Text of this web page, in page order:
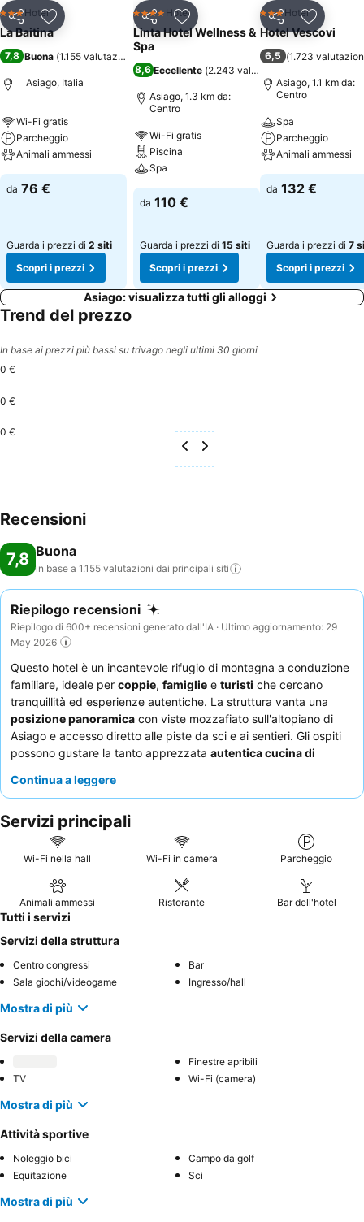
una terrazza solarium con sdraio, nella quale potrai tranquillamente
prendere il sole.
CondividiAggiungi ai preferiti
3 StelleHotel
La Baitina
7,8 Buona (1.155 valutazioni
Asiago, Italia
Wi-Fi gratis
Parcheggio
Animali ammessi
da 76 €
Guarda i prezzi di 2 siti
Scopri i prezzi
CondividiAggiungi ai preferiti
4 StelleHotel
Linta Hotel Wellness &
Spa
8,6 Eccellente (2.243 valutazioni
Asiago, 1.3 km da:
Centro
Wi-Fi gratis
Piscina
Spa
da 110 €
Guarda i prezzi di 15 siti
Scopri i prezzi
Condividi
3 StelleHotel
Hotel Vescovi
6,5 (1.723
Asiago, 1.1 km da:
Centro
Spa
Parcheggio
Animali ammessi
da 132 €
Guarda i prezzi di 7
Scopri i prezzi
Asiago: visualizza tutti gli alloggi
Trend del prezzo
In base ai prezzi più bassi su trivago negli ultimi 30 giorni
0 €
0 €
0 €
Recensioni
7,8 Buona
in base a 1.155 valutazioni dai principali siti
Riepilogo recensioni
Riepilogo di 600+ recensioni generato dall'IA · Ultimo aggiornamento: 29
May 2026
Questo hotel è un incantevole rifugio di montagna a conduzione
familiare, ideale per coppie, famiglie e turisti che cercano
tranquillità ed esperienze autentiche. La struttura vanta una
posizione panoramica con viste mozzafiato sull'altopiano di
Asiago e accesso diretto alle piste da sci e ai sentieri. Gli ospiti
possono gustare la tanto apprezzata autentica cucina di
opzioni per la cena. Il personale, spesso descritto come cordiale
un'esperienza davvero rilassante, considerate di prenotare una
camera con
per godervi le splendide viste sulle
montagne.
Continua a leggere
Servizi principali
Wi-Fi nella hall Wi-Fi in camera Parcheggio
Animali ammessi Ristorante Bar dell'hotel
Tutti i servizi
Servizi della struttura
Centro congressi
Bar
Sala giochi/videogame
Ingresso/hall
Mostra di più
Servizi della camera
Finestre apribili
TV
Wi-Fi (camera)
Mostra di più
Attività sportive
Noleggio bici
Campo da golf
Equitazione
Sci
Mostra di più